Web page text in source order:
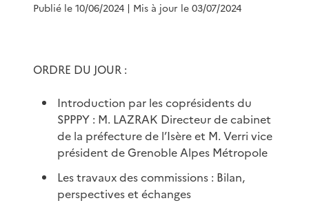
Publié le 10/06/2024 | Mis à jour le 03/07/2024
ORDRE DU JOUR :
Introduction par les coprésidents du
SPPPY : M. LAZRAK Directeur de cabinet
de la préfecture de l’Isère et M. Verri vice
président de Grenoble Alpes Métropole
Les travaux des commissions : Bilan,
perspectives et échanges